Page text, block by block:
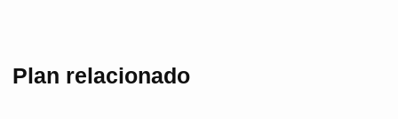
Plan relacionado